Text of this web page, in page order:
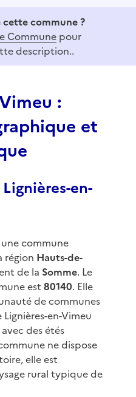
cette commune ?
Commune pour
description..
:
et
en-
commune
région Hauts-de-
de la Somme. Le
est 80140. Elle
de communes
en-Vimeu
des étés
ne dispose
elle est
rural typique de